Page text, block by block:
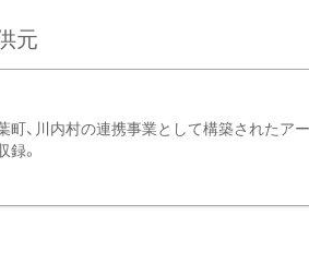
元
町、川内村の連携事業として構築されたア
。